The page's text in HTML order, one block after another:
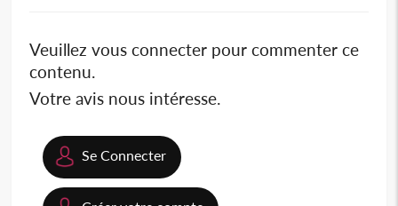
Veuillez vous connecter pour commenter ce
contenu.
Votre avis nous intéresse.
Se Connecter